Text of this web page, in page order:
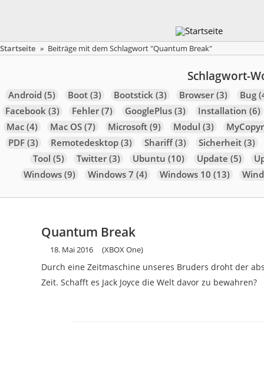
Startseite » Beiträge mit dem Schlagwort "Quantum Break"
Schlagwort-
Android (5) Boot(3) Bootstick(3) Browser(3) Bug
Facebook(3) Fehler(7) GooglePlus(3) Installation (6)
Mac(4) Mac OS(7) Microsoft(9) Modul (3)
PDF(3) Remotedesktop(3) Shariff(3) Sicherheit(3)
Tool (5) Twitter(3) Ubuntu (10) Update (5)
Windows(9) Windows 7 (4) Windows 10 (13)
Quantum Break
18. Mai 2016 (XBOX One)
Durch eine Zeitmaschine unseres Bruders droht der
Zeit. Schafft es Jack Joyce die Welt davor zu bewahren?